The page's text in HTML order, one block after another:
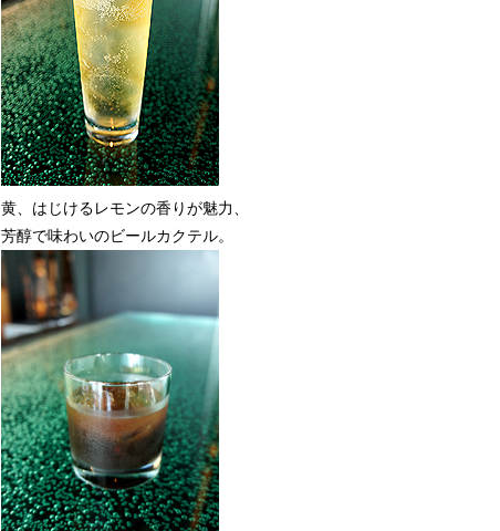
黄、はじけるレモンの香りが魅力、
芳醇で味わいのビールカクテル。